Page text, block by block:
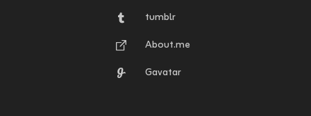
tumblr
About.me
Gavatar